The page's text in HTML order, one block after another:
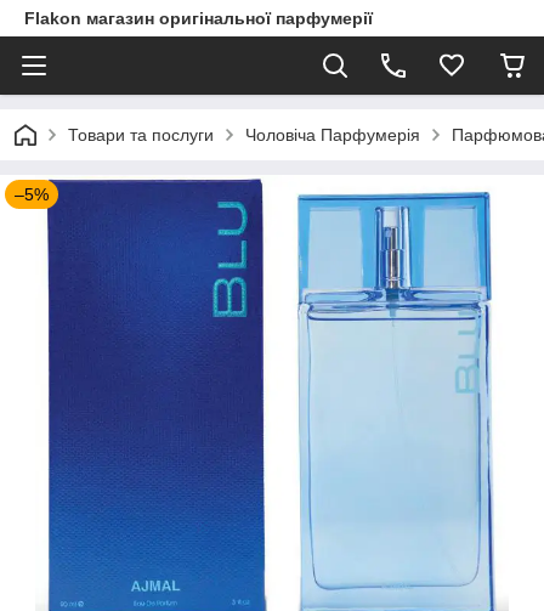
Flakon магазин оригінальної парфумерії
Товари та послуги Чоловіча Парфумерія
–5%